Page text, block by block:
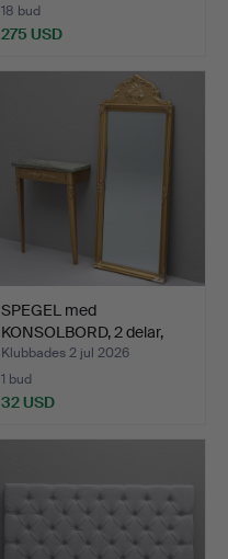
18 bud
275 USD
SPEGEL med
KONSOLBORD, 2 delar,
gustavians…
Klubbades 2 jul 2026
1 bud
32 USD